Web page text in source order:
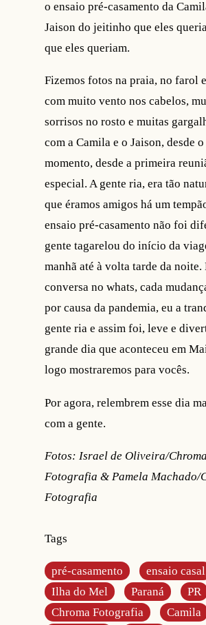
o ensaio pré-casamento da
Jaison do jeitinho que eles
que eles queriam.
Fizemos fotos na praia, no farol
com muito vento nos cabelos,
sorrisos no rosto e muitas
com a Camila e o Jaison, desde
momento, desde a primeira
especial. A gente ria, era tão
que éramos amigos há um
ensaio pré-casamento não foi
gente tagarelou do início da
manhã até à volta tarde da noite.
conversa no whats, cada
por causa da pandemia, eu a
gente ria e assim foi, leve e
grande dia que aconteceu em
logo mostraremos para vocês.
Por agora, relembrem esse dia
com a gente.
Fotos: Israel de Oliveira/Chroma
Fotografia & Pamela Machado/
Fotografia
Tags
pré-casamento
ensaio casal
Ilha do Mel
Paraná
PR
Chroma Fotografia
Camila